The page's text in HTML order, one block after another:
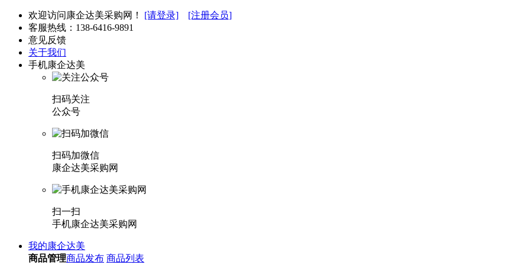
欢迎访问康企达美采购网！ [请登录]
[注册会员]
客服热线： 138-6416-9891
意见反馈
关于我们
手机康企达美
扫码关注
公众号
扫码加微信
康企达美采购网
扫一扫
手机康企达美采购网
我的康企达美
商品管理商品发布 商品列表